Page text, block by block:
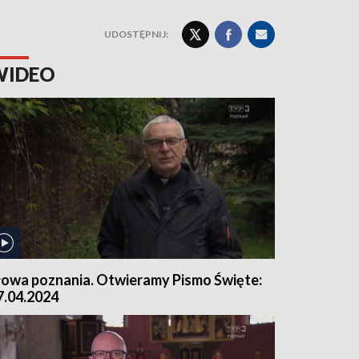
UDOSTĘPNIJ:
poznania. Otwieramy Pismo Święte: